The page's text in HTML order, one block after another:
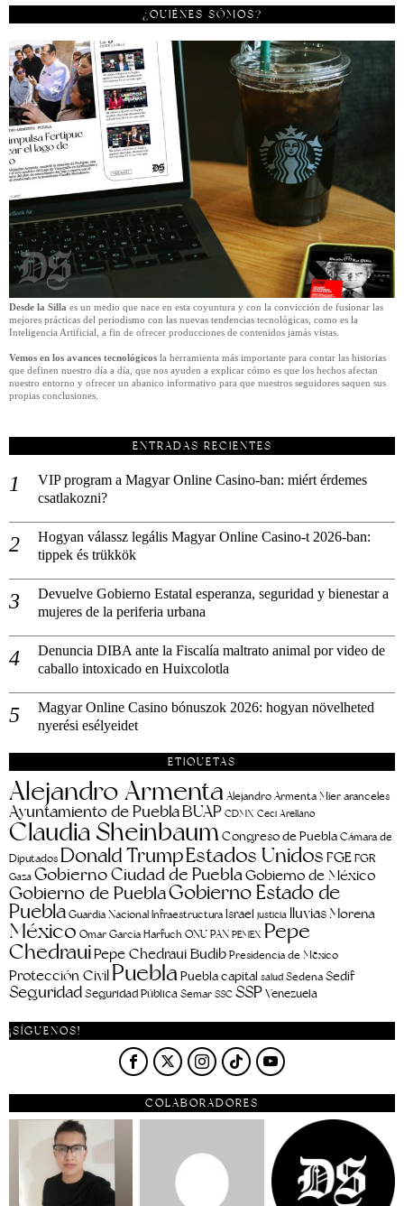
¿QUIÉNES SÓMOS?
Desde la Silla es un medio que nace en esta coyuntura y con la convicción de fusionar las
mejores prácticas del periodismo con las nuevas tendencias tecnológicas, como es la
Inteligencia Artificial, a fin de ofrecer producciones de contenidos jamás vistas.
Vemos en los avances tecnológicos la herramienta más importante para contar las historias
que definen nuestro día a día, que nos ayuden a explicar cómo es que los hechos afectan
nuestro entorno y ofrecer un abanico informativo para que nuestros seguidores saquen sus
propias conclusiones.
ENTRADAS RECIENTES
VIP program a Magyar Online Casino-ban: miért érdemes
csatlakozni?
Hogyan válassz legális Magyar Online Casino-t 2026-ban:
tippek és trükkök
Devuelve Gobierno Estatal esperanza, seguridad y bienestar a
mujeres de la periferia urbana
Denuncia DIBA ante la Fiscalía maltrato animal por video de
caballo intoxicado en Huixcolotla
Magyar Online Casino bónuszok 2026: hogyan növelheted
nyerési esélyeidet
ETIQUETAS
Alejandro Armenta Alejandro Armenta Mier aranceles
Ayuntamiento de PueblaBUAP CDMX Ceci Arellano
Claudia SheinbaumCongreso de Puebla Cámara de
Diputados Donald TrumpEstados Unidos FGEFGR
Gaza Gobierno Ciudad de PueblaGobierno de México
Gobierno de PueblaGobierno Estado de
PueblaGuardia Nacional Infraestructura Israel justicia lluviasMorena
México Omar García Harfuch ONU PAN PEMEX Pepe
ChedrauiPepe Chedraui BudibPresidencia de México
Protección Civil PueblaPuebla capital salud Sedena Sedif
SeguridadSeguridad Pública Semar SSC SSPVenezuela
¡SÍGUENOS!
COLABORADORES